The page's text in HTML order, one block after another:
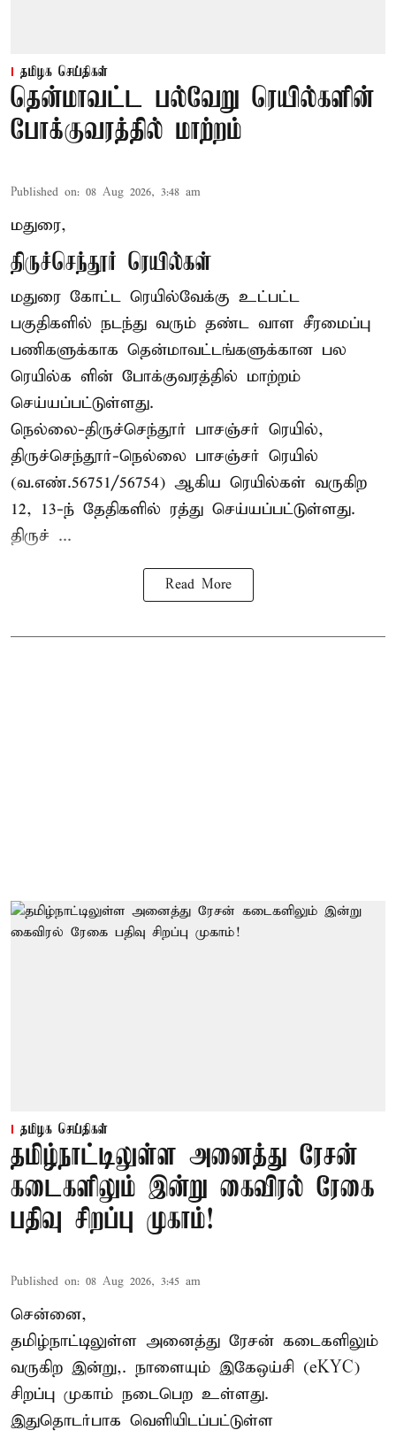
தமிழக செய்திகள்
தென்மாவட்ட பல்வேறு ரெயில்களின்
போக்குவரத்தில் மாற்றம்
Published on: 08 Aug 2026, 3:48 am
மதுரை,
திருச்செந்தூர் ரெயில்கள்
மதுரை கோட்ட ரெயில்வேக்கு உட்பட்ட
பகுதிகளில் நடந்து வரும் தண்ட வாள சீரமைப்பு
பணிகளுக்காக தென்மாவட்டங்களுக்கான பல
ரெயில்க ளின் போக்குவரத்தில் மாற்றம்
செய்யப்பட்டுள்ளது.
நெல்லை-திருச்செந்தூர் பாசஞ்சர் ரெயில்,
திருச்செந்தூர்-நெல்லை பாசஞ்சர் ரெயில்
(வ.எண்.56751/56754) ஆகிய ரெயில்கள் வருகிற
12, 13-ந் தேதிகளில் ரத்து செய்யப்பட்டுள்ளது.
திருச் ...
Read More
தமிழக செய்திகள்
தமிழ்நாட்டிலுள்ள அனைத்து ரேசன்
கடைகளிலும் இன்று கைவிரல் ரேகை
பதிவு சிறப்பு முகாம்!
Published on: 08 Aug 2026, 3:45 am
சென்னை,
தமிழ்நாட்டிலுள்ள அனைத்து ரேசன் கடைகளிலும்
வருகிற இன்று,. நாளையும் இகேஒய்சி (eKYC)
சிறப்பு முகாம் நடைபெற உள்ளது.
இதுதொடர்பாக வெளியிடப்பட்டுள்ள